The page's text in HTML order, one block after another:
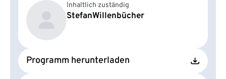
Inhaltlich zuständig
StefanWillenbücher
Programm herunterladen